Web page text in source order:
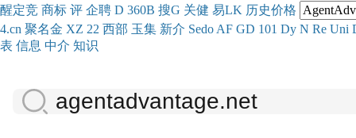
醒定竞 商标 评 企聘 D 360B 搜G 关健 易LK 历史价格
4.cn 聚名金 XZ 22 西部 玉集 新介 Sedo AF GD 101 Dy N Re Uni
表 信息 中介 知识